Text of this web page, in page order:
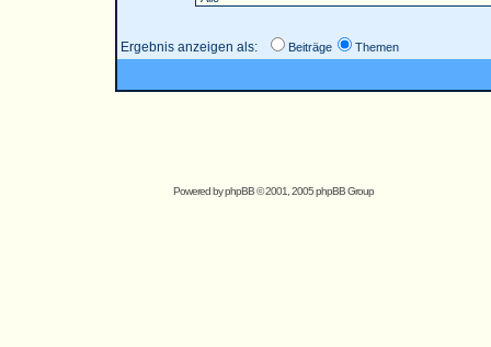
Ergebnis anzeigen als: Beiträge Themen
Powered byphpBB© 2001, 2005 phpBB Group